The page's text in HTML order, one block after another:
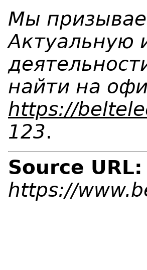
Мы
Актуальную
найти на
https://
123.
Source URL:
https://